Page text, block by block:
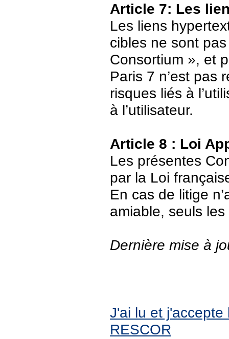
Article 7: Les
Les liens
cibles ne sont
Consortium », et
Paris 7 n’est pas
risques liés à
à l’utilisateur.
Article 8 : Loi
Les présentes
par la Loi
En cas de litige
amiable, seuls
Dernière mise à
J'ai lu et
RESCOR